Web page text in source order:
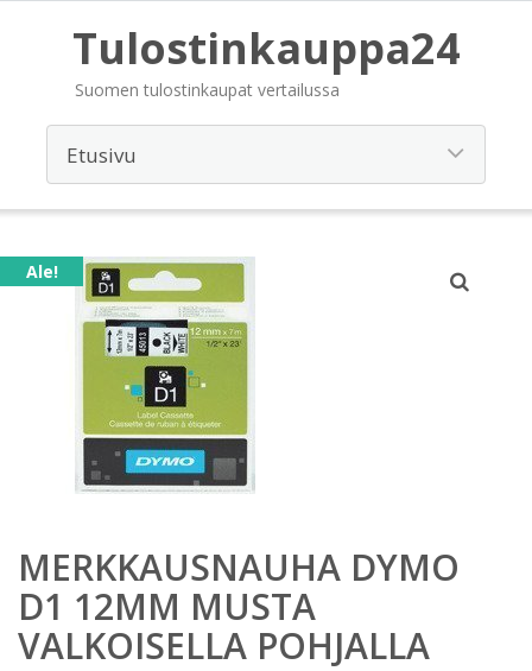
Tulostinkauppa24
Suomen tulostinkaupat vertailussa
Ale!
MERKKAUSNAUHA DYMO
D1 12MM MUSTA
VALKOISELLA POHJALLA